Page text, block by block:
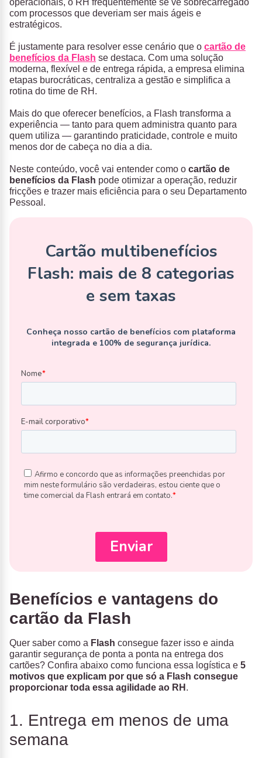
operacionais, o RH frequentemente se vê sobrecarregado
com processos que deveriam ser mais ágeis e
estratégicos.
É justamente para resolver esse cenário que o cartão de
benefícios da Flash se destaca. Com uma solução
moderna, flexível e de entrega rápida, a empresa elimina
etapas burocráticas, centraliza a gestão e simplifica a
rotina do time de RH.
Mais do que oferecer benefícios, a Flash transforma a
experiência — tanto para quem administra quanto para
quem utiliza — garantindo praticidade, controle e muito
menos dor de cabeça no dia a dia.
Neste conteúdo, você vai entender como o cartão de
benefícios da Flash pode otimizar a operação, reduzir
fricções e trazer mais eficiência para o seu Departamento
Pessoal.
Benefícios e vantagens do
cartão da Flash
Quer saber como a Flash consegue fazer isso e ainda
garantir segurança de ponta a ponta na entrega dos
cartões? Confira abaixo como funciona essa logística e 5
motivos que explicam por que só a Flash consegue
proporcionar toda essa agilidade ao RH .
1. Entrega em menos de uma
semana